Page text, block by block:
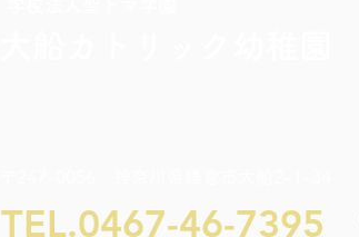
TEL.0467-46-7395